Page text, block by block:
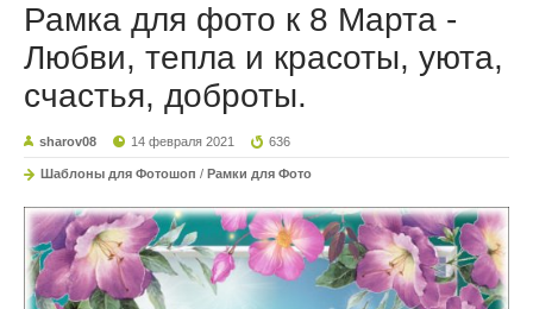
Рамка для фото к 8 Марта -
Любви, тепла и красоты, уюта,
счастья, доброты.
sharov08 14 февраля 2021 636
Шаблоны для Фотошоп / Рамки для Фото